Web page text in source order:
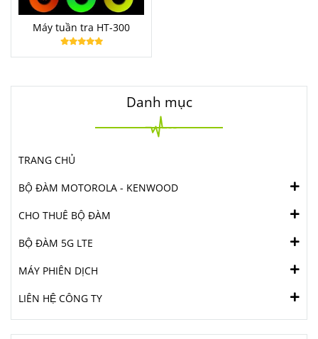
Máy tuần tra HT-300
Danh mục
TRANG CHỦ
BỘ ĐÀM MOTOROLA - KENWOOD
CHO THUÊ BỘ ĐÀM
BỘ ĐÀM 5G LTE
MÁY PHIÊN DỊCH
LIÊN HỆ CÔNG TY